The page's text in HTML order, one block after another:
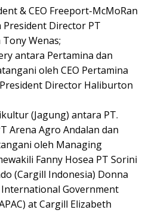
& CEO Freeport-McMoRan
Director PT
Wenas;
antara Pertamina dan
oleh CEO Pertamina
Director Haliburton
(Jagung) antara PT.
Arena Agro Andalan dan
oleh Managing
Fanny Hosea PT Sorini
(Cargill Indonesia) Donna
Government
at Cargill Elizabeth